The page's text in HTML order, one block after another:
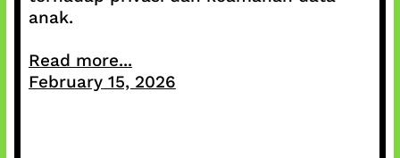
anak.
Read more...
February 15, 2026